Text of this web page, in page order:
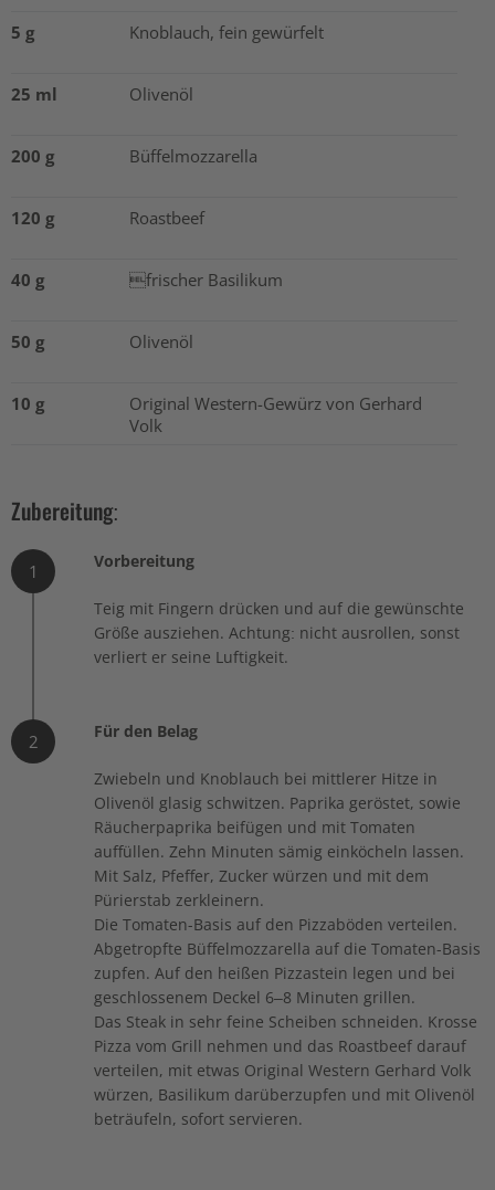
5 g Knoblauch, fein gewürfelt
25 ml Olivenöl
200 g Büffelmozzarella
120 g Roastbeef
40 g frischer Basilikum
50 g Olivenöl
10 g
Original Western-Gewürz von Gerhard
Volk
Zubereitung:
1 Vorbereitung
Teig mit Fingern drücken und auf die gewünschte
Größe ausziehen. Achtung: nicht ausrollen, sonst
verliert er seine Luftigkeit.
2 Für den Belag
Zwiebeln und Knoblauch bei mittlerer Hitze in
Olivenöl glasig schwitzen. Paprika geröstet, sowie
Räucherpaprika beifügen und mit Tomaten
auffüllen. Zehn Minuten sämig einköcheln lassen.
Mit Salz, Pfeffer, Zucker würzen und mit dem
Pürierstab zerkleinern.
Die Tomaten-Basis auf den Pizza­böden verteilen.
Abgetropfte Büffelmozzarella auf die Tomaten-Basis
zupfen. Auf den heißen Pizzastein legen und bei
geschlossenem Deckel 6–8 Minuten grillen.
Das Steak in sehr feine Scheiben schneiden. Krosse
Pizza vom Grill nehmen und das Roastbeef darauf
verteilen, mit etwas Original Western Gerhard Volk
würzen, Basilikum darüberzupfen und mit Olivenöl
beträufeln, sofort servieren.